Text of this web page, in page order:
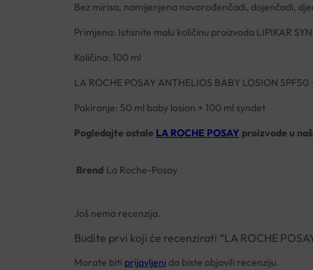
Bez mirisa, namijenjena novorođenčadi, dojenčadi,
Primjena: Istisnite malu količinu proizvoda LIPIKAR
Količina: 100 ml
LA ROCHE POSAY ANTHELIOS BABY LOSION SPF50
Pakiranje: 50 ml baby losion + 100 ml syndet
Pogledajte ostale LA ROCHE POSAY proizvode u
Brend La Roche-Posay
Još nema recenzija.
Budite prvi koji će recenzirati “LA ROCHE
Morate biti prijavljeni da biste objavili recenziju.